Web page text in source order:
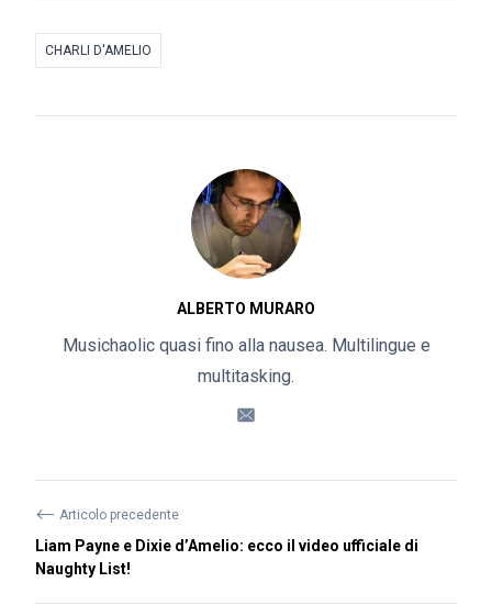
CHARLI D'AMELIO
ALBERTO MURARO
Musichaolic quasi fino alla nausea. Multilingue e
multitasking.
⟵ Articolo precedente
Liam Payne e Dixie d’Amelio: ecco il video ufficiale di
Naughty List!